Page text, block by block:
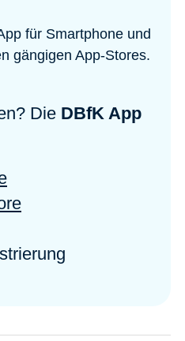
für Smartphone und
gängigen App-Stores.
Die DBfK App